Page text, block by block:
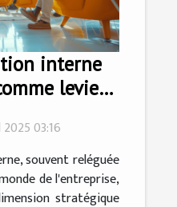
interne
levier
03:16
souvent reléguée
de l'entreprise,
stratégique